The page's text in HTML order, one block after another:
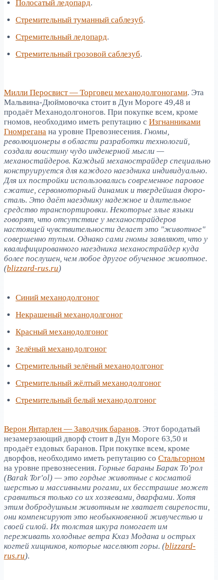
Полосатый ледопард.
Стремительный туманный саблезуб.
Стремительный ледопард.
Стремительный грозовой саблезуб.
Милли Перосвист — Торговец механодолгоногами. Эта
Мальвина-Дюймовочка стоит в Дун Мороге 49,48 и
продаёт Механодолгоногов. При покупке всем, кроме
гномов, необходимо иметь репутацию с Изгнанниками
Гномрегана на уровне Превознесения. Гномы,
революционеры в области разработки технологий,
создали воистину чудо инденерной мысли —
механостайдеров. Каждый механострайдер специально
конструируется для каждого наездника индивидуально.
Для их постройки использовались современное паровое
сжатие, сервомоторный динамик и твердейшая дюро-
сталь. Это даёт наезднику надежное и длительное
средство транспортировки. Некоторые злые языки
говорят, что отсутствие у механострайдеров
настоящей чувствительности делает это "животное"
совершенно тупым. Однако сами гномы заявляют, что у
квалифицированного наездника механострайдер куда
более послушен, чем любое другое обученное животное.
(blizzard-rus.ru)
Синий механодолгоног
Некрашеный механодолгоног
Красный механодолгоног
Зелёный механодолгоног
Стремительный зелёный механодолгоног
Стремительный жёлтый механодолгоног
Стремительный белый механодолгоног
Верон Янтарлен — Заводчик баранов. Этот бородатый
незамерзающий дворф стоит в Дун Мороге 63,50 и
продаёт ездовых баранов. При покупке всем, кроме
дворфов, необходимо иметь репутацию со Стальгорном
на уровне превознесения. Горные бараны Барак То'рол
(Barak Tor'ol) — это гордые животные с косматой
шерстью и массивными рогами, их бесстрашие может
сравниться только со их хозяевами, дварфами. Хотя
этим добродушным животным не хватает свирепости,
они компенсируют это необыкновенной живучестью и
своей силой. Их толстая шкура помогает им
переживать холодные ветра Кхаз Модана и острых
когтей хищников, которые населяют горы. (blizzard-
rus.ru).